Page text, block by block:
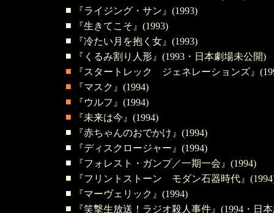
■
『ライジング・サン』(1993)
■
『生きてこそ』(1993)
■
『冷たい月を抱く女 』(1993)
■
『くるみ割り人形』(1993・日本劇場未公開)
■
『スタートレック ジェネレーションズ』
■
『マスク』(1994)
■
『ウルフ』(1994)
■
『未来は今』(1994)
■
『赤ちゃんのおでかけ』(1994)
■
『ディスクロージャー』(1994)
■
『フォレスト・ガンプ／一期一会』(1994)
■
『フリントストーン モダン石器時代』
■
『マーヴェリック』(1994)
■
『笑撃生放送！ラジオ殺人事件 』(1994・日